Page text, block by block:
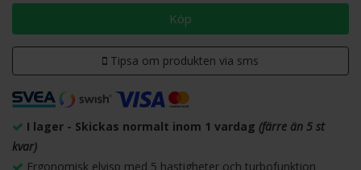
Köp
Tipsa om produkten via sms
I lager - Skickas normalt inom 1 vardag (färre än 5 st
kvar)
Ergonomisk elvisp med 5 hastigheter och turbofunktion